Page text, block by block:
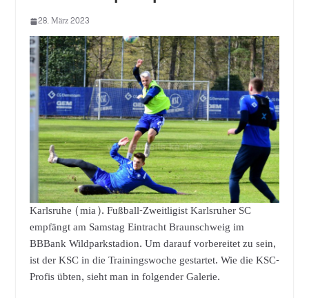
28. März 2023
Karlsruhe (mia). Fußball-Zweitligist Karlsruher SC
empfängt am Samstag Eintracht Braunschweig im
BBBank Wildparkstadion. Um darauf vorbereitet zu sein,
ist der KSC in die Trainingswoche gestartet. Wie die KSC-
Profis übten, sieht man in folgender Galerie.